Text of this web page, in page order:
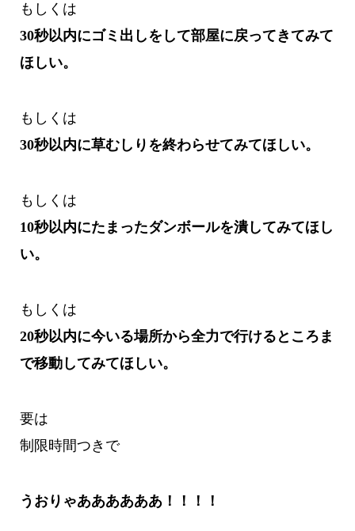
もしくは
30秒以内にゴミ出しをして部屋に戻ってきてみて
ほしい。
もしくは
30秒以内に草むしりを終わらせてみてほしい。
もしくは
10秒以内にたまったダンボールを潰してみてほし
い。
もしくは
20秒以内に今いる場所から全力で行けるところま
で移動してみてほしい。
要は
制限時間つきで
うおりゃああああああ！！！！